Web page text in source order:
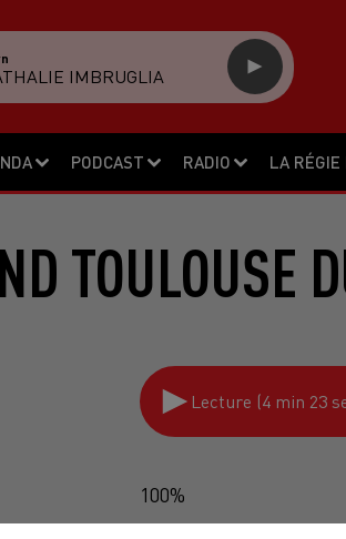
PODCAST RADIO LA RÉGIE
IMBRUGLIA
Lecture (4 min 23
100%